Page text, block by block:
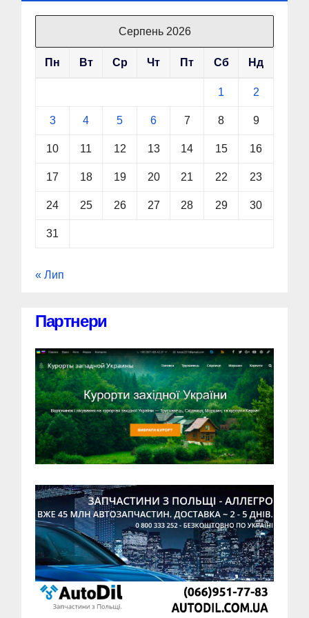
Серпень 2026
Пн Вт Ср Чт Пт Сб Нд
1 2
3 4 5 6 7 8 9
10 11 12 13 14 15 16
17 18 19 20 21 22 23
24 25 26 27 28 29 30
31
« Лип
Партнери